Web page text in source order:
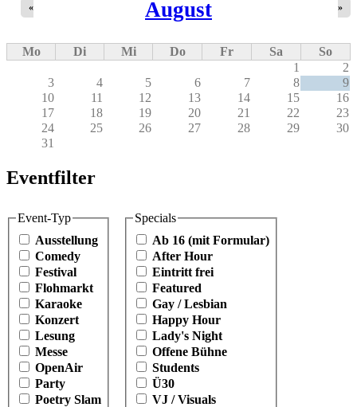
August
« »
Mo Di Mi Do Fr Sa
So
1
2
3
4 5 6 7 8
9
10
11 12 13 14 15
16
17
18 19 20 21 22
23
24
25 26 27 28 29
30
31
Eventfilter
Event-Typ
Ausstellung
Comedy
Festival
Flohmarkt
Karaoke
Konzert
Lesung
Messe
OpenAir
Party
Poetry Slam
Specials
Ab 16 (mit Formular)
After Hour
Eintritt frei
Featured
Gay / Lesbian
Happy Hour
Lady's Night
Offene Bühne
Students
Ü30
VJ / Visuals